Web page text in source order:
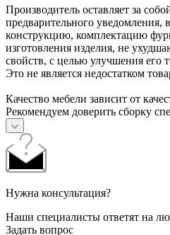
Производитель оставляет за
предварительного уведомления,
конструкцию, комплектацию
изготовления изделия, не
свойств, с целью улучшения его
Это не является недостатком
Качество мебели зависит от
Рекомендуем доверить сборку
Нужна консультация?
Наши специалисты ответят на
Задать вопрос